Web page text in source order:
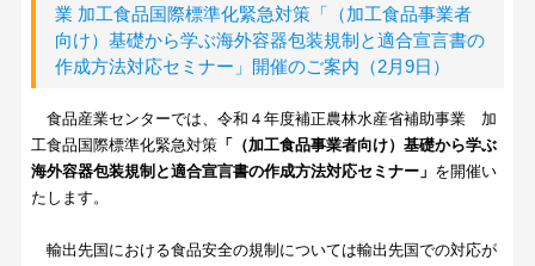
業 加工食品国際標準化緊急対策「（加工食品事業者
向け）基礎から学ぶ海外容器包装規制と適合宣言書の
作成方法対応セミナー」開催のご案内（2月9日）
食品産業センターでは、令和４年度補正農林水産省補助事業 加
工食品国際標準化緊急対策 「（加工食品事業者向け）基礎から学ぶ
海外容器包装規制と適合宣言書の作成方法対応セミナー」 を開催い
たします。
輸出先国における食品安全の規制については輸出先国での対応が